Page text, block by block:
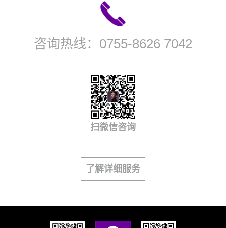
咨询热线： 0755-8626 7042
扫微信咨询
了解详细服务